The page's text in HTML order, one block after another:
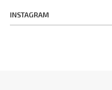
INSTAGRAM